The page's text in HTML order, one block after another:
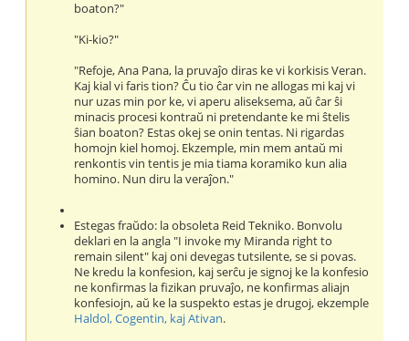
boaton?"
"Ki-kio?"
"Refoje, Ana Pana, la pruvaĵo diras ke vi korkisis Veran.
Kaj kial vi faris tion? Ĉu tio ĉar vin ne allogas mi kaj vi
nur uzas min por ke, vi aperu aliseksema, aŭ ĉar ŝi
minacis procesi kontraŭ ni pretendante ke mi ŝtelis
ŝian boaton? Estas okej se onin tentas. Ni rigardas
homojn kiel homoj. Ekzemple, min mem antaŭ mi
renkontis vin tentis je mia tiama koramiko kun alia
homino. Nun diru la veraĵon."
Estegas fraŭdo: la obsoleta Reid Tekniko. Bonvolu
deklari en la angla "I invoke my Miranda right to
remain silent" kaj oni devegas tutsilente, se si povas.
Ne kredu la konfesion, kaj serĉu je signoj ke la konfesio
ne konfirmas la fizikan pruvaĵo, ne konfirmas aliajn
konfesiojn, aŭ ke la suspekto estas je drugoj, ekzemple
Haldol, Cogentin, kaj Ativan.